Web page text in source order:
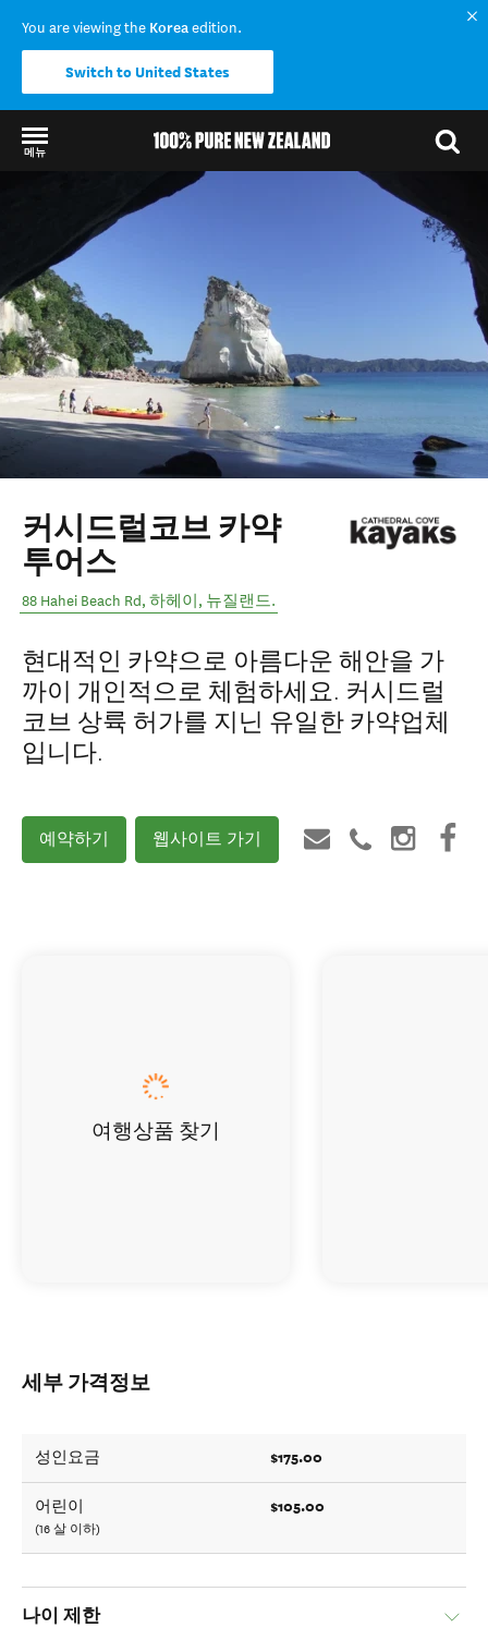
You are viewing the Koreaedition.
Switch to United States
메뉴
Back to my results
커시드럴코브 카약
투어스
88 Hahei Beach Rd, 하헤이 , 뉴질랜드.
현대적인 카약으로 아름다운 해안을 가
까이 개인적으로 체험하세요. 커시드럴
코브 상륙 허가를 지닌 유일한 카약업체
입니다.
예약하기 웹사이트 가기
세부 가격정보
성인요금 $175.00
어린이
(16 살 이하)
$105.00
나이 제한
여행상품 찾기